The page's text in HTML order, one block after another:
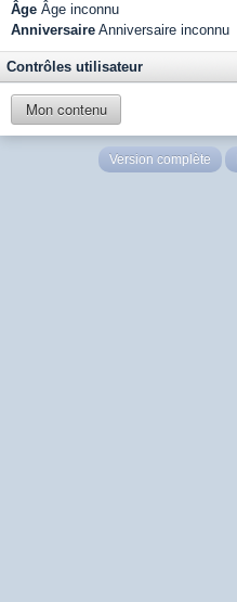
Âge Âge inconnu
Anniversaire Anniversaire inconnu
Contrôles utilisateur
Mon contenu
Version complète